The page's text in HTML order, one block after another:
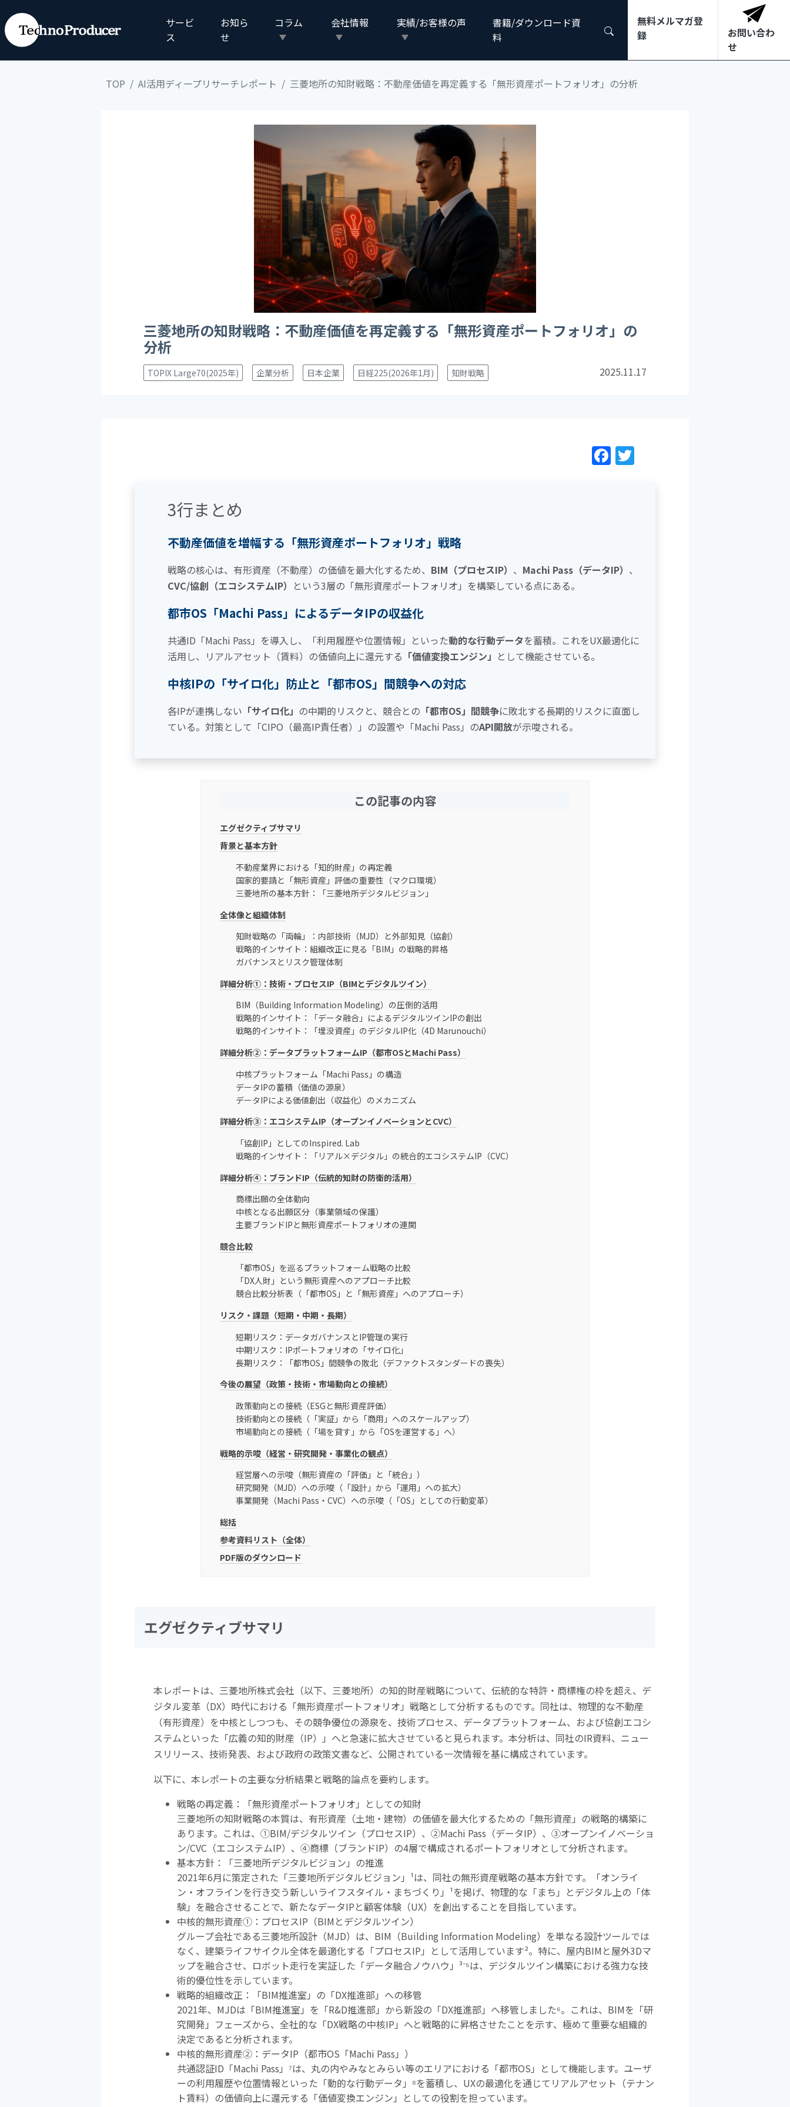
サービ
ス
お知ら
せ
コラム 会社情報 実績/お客様の声
書籍/ダウンロード資
料
無料メルマガ登
録
お問い合わ
せ
TOP AI活用ディープリサーチレポート 三菱地所の知財戦略：不動産価値を再定義する「無形資産ポートフォリオ」の分析
三菱地所の知財戦略：不動産価値を再定義する「無形資産ポートフォリオ」の
分析
TOPIX Large70(2025年) 企業分析 日本企業 日経225(2026年1月) 知財戦略 2025.11.17
F
a
o
k
3行まとめ
不動産価値を増幅する「無形資産ポートフォリオ」戦略
戦略の核心は、有形資産（不動産）の価値を最大化するため、 BIM（プロセスIP） 、 Machi Pass（データIP） 、
CVC/協創（エコシステムIP） という3層の「無形資産ポートフォリオ」を構築している点にある。
都市OS「Machi Pass」によるデータIPの収益化
共通ID「Machi Pass」を導入し、「利用履歴や位置情報」といった動的な行動データを蓄積。これをUX最適化に
活用し、リアルアセット（賃料）の価値向上に還元する 「価値変換エンジン」 として機能させている。
中核IPの「サイロ化」防止と「都市OS」間競争への対応
各IPが連携しない 「サイロ化」 の中期的リスクと、競合との 「都市OS」間競争に敗北する長期的リスクに直面し
ている。対策として「CIPO（最高IP責任者）」の設置や「Machi Pass」のAPI開放が示唆される。
この記事の内容
エグゼクティブサマリ
背景と基本方針
不動産業界における「知的財産」の再定義
国家的要請と「無形資産」評価の重要性（マクロ環境）
三菱地所の基本方針：「三菱地所デジタルビジョン」
全体像と組織体制
知財戦略の「両輪」：内部技術（MJD）と外部知見（協創）
戦略的インサイト：組織改正に見る「BIM」の戦略的昇格
ガバナンスとリスク管理体制
詳細分析①：技術・プロセスIP（BIMとデジタルツイン）
BIM（Building Information Modeling）の圧倒的活用
戦略的インサイト：「データ融合」によるデジタルツインIPの創出
戦略的インサイト：「埋没資産」のデジタルIP化（4D Marunouchi）
詳細分析②：データプラットフォームIP（都市OSとMachi Pass）
中核プラットフォーム「Machi Pass」の構造
データIPの蓄積（価値の源泉）
データIPによる価値創出（収益化）のメカニズム
詳細分析③：エコシステムIP（オープンイノベーションとCVC）
「協創IP」としてのInspired. Lab
戦略的インサイト：「リアル×デジタル」の統合的エコシステムIP（CVC）
詳細分析④：ブランドIP（伝統的知財の防衛的活用）
商標出願の全体動向
中核となる出願区分（事業領域の保護）
主要ブランドIPと無形資産ポートフォリオの連関
競合比較
「都市OS」を巡るプラットフォーム戦略の比較
「DX人財」という無形資産へのアプローチ比較
競合比較分析表（「都市OS」と「無形資産」へのアプローチ）
リスク・課題（短期・中期・長期）
短期リスク：データガバナンスとIP管理の実行
中期リスク：IPポートフォリオの「サイロ化」
長期リスク：「都市OS」間競争の敗北（デファクトスタンダードの喪失）
今後の展望（政策・技術・市場動向との接続）
政策動向との接続（ESGと無形資産評価）
技術動向との接続（「実証」から「商用」へのスケールアップ）
市場動向との接続（「場を貸す」から「OSを運営する」へ）
戦略的示唆（経営・研究開発・事業化の観点）
経営層への示唆（無形資産の「評価」と「統合」）
研究開発（MJD）への示唆（「設計」から「運用」への拡大）
事業開発（Machi Pass・CVC）への示唆（「OS」としての行動変革）
総括
参考資料リスト（全体）
PDF版のダウンロード
エグゼクティブサマリ
本レポートは、三菱地所株式会社（以下、三菱地所）の知的財産戦略について、伝統的な特許・商標権の枠を超え、デ
ジタル変革（DX）時代における「無形資産ポートフォリオ」戦略として分析するものです。同社は、物理的な不動産
（有形資産）を中核としつつも、その競争優位の源泉を、技術プロセス、データプラットフォーム、および協創エコシ
ステムといった「広義の知的財産（IP）」へと急速に拡大させていると見られます。本分析は、同社のIR資料、ニュー
スリリース、技術発表、および政府の政策文書など、公開されている一次情報を基に構成されています。
以下に、本レポートの主要な分析結果と戦略的論点を要約します。
戦略の再定義：「無形資産ポートフォリオ」としての知財
三菱地所の知財戦略の本質は、有形資産（土地・建物）の価値を最大化するための「無形資産」の戦略的構築に
あります。これは、 ①BIM/デジタルツイン（プロセスIP）、 ②Machi Pass （データIP）、 ③オープンイノベーショ
ン/CVC （エコシステムIP）、 ④商標（ブランドIP）の4層で構成されるポートフォリオとして分析されます。
基本方針：「三菱地所デジタルビジョン」の推進
2021年6月に策定された「三菱地所デジタルビジョン」 ¹は、同社の無形資産戦略の基本方針です。「オンライ
ン・オフラインを行き交う新しいライフスタイル・まちづくり」 ¹を掲げ、物理的な「まち」とデジタル上の「体
験」を融合させることで、新たなデータIPと顧客体験（UX）を創出することを目指しています。
中核的無形資産① ：プロセスIP （BIMとデジタルツイン）
グループ会社である三菱地所設計（MJD）は、 BIM （Building Information Modeling）を単なる設計ツールでは
なく、建築ライフサイクル全体を最適化する「プロセスIP 」として活用しています²。特に、屋内BIMと屋外3Dマ
ップを融合させ、ロボット走行を実証した「データ融合ノウハウ」 ³⁻⁵は、デジタルツイン構築における強力な技
術的優位性を示しています。
戦略的組織改正：「BIM推進室」の「DX推進部」への移管
2021年、 MJDは「BIM推進室」を「R&D推進部」から新設の「DX推進部」へ移管しました⁶。これは、 BIMを「研
究開発」フェーズから、全社的な「DX戦略の中核IP 」へと戦略的に昇格させたことを示す、極めて重要な組織的
決定であると分析されます。
中核的無形資産② ：データIP （都市OS 「Machi Pass 」）
共通認証ID 「Machi Pass 」 ⁷は、丸の内やみなとみらい等のエリアにおける「都市OS 」として機能します。ユーザ
ーの利用履歴や位置情報といった「動的な行動データ」 ⁸を蓄積し、 UXの最適化を通じてリアルアセット（テナン
ト賃料）の価値向上に還元する「価値変換エンジン」としての役割を担っています。